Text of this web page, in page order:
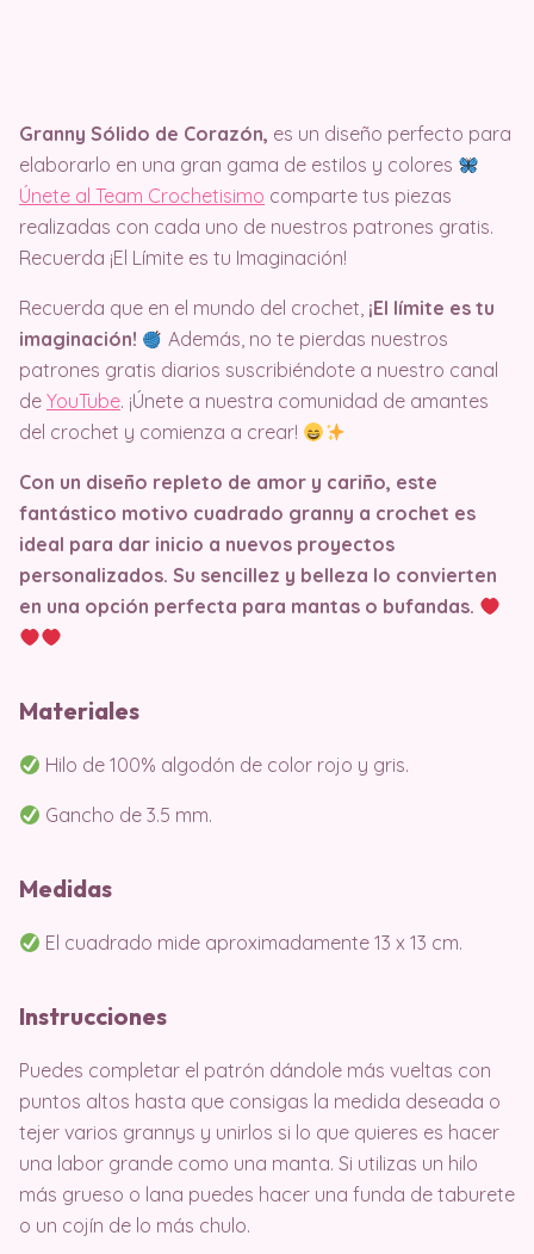
Granny Sólido de Corazón, es un diseño perfecto para
elaborarlo en una gran gama de estilos y colores
Únete al Team Crochetisimo comparte tus piezas
realizadas con cada uno de nuestros patrones gratis.
Recuerda ¡El Límite es tu Imaginación!
Recuerda que en el mundo del crochet, ¡El límite es tu
imaginación!
Además, no te pierdas nuestros
patrones gratis diarios suscribiéndote a nuestro canal
de YouTube. ¡Únete a nuestra comunidad de amantes
del crochet y comienza a crear!
Con un diseño repleto de amor y cariño, este
fantástico motivo cuadrado granny a crochet es
ideal para dar inicio a nuevos proyectos
personalizados. Su sencillez y belleza lo convierten
en una opción perfecta para mantas o bufandas.
Materiales
Hilo de 100% algodón de color rojo y gris.
Gancho de 3.5 mm.
Medidas
El cuadrado mide aproximadamente 13 x 13 cm.
Instrucciones
Puedes completar el patrón dándole más vueltas con
puntos altos hasta que consigas la medida deseada o
tejer varios grannys y unirlos si lo que quieres es hacer
una labor grande como una manta. Si utilizas un hilo
más grueso o lana puedes hacer una funda de taburete
o un cojín de lo más chulo.